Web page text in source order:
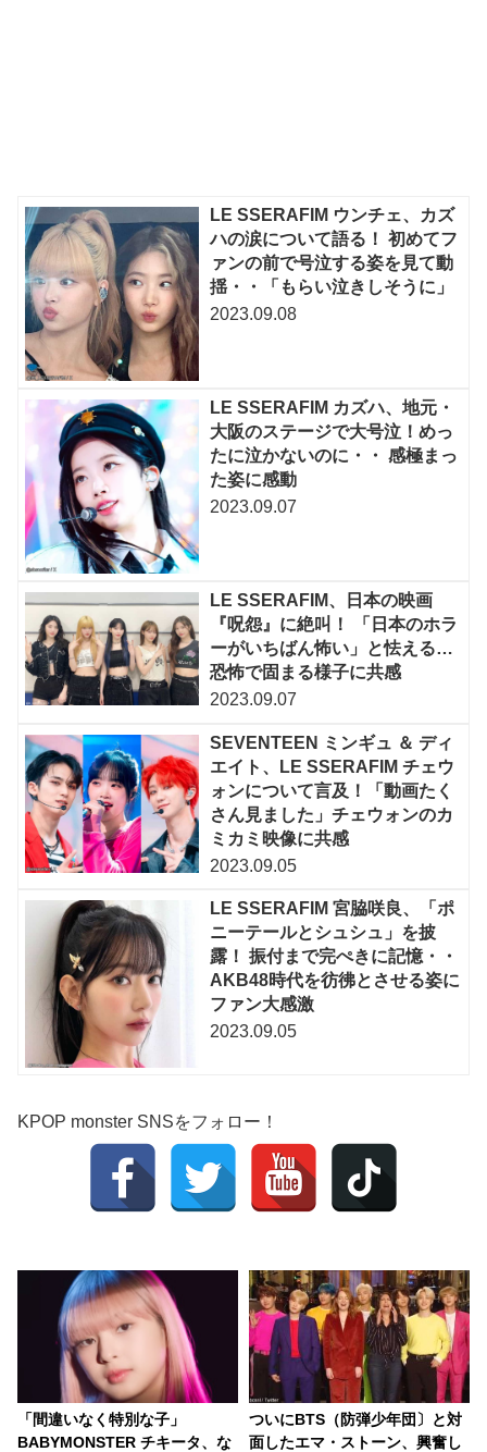
LE SSERAFIM ウンチェ、カズ
ハの涙について語る！ 初めてフ
ァンの前で号泣する姿を見て動
揺・・「もらい泣きしそうに」
2023.09.08
LE SSERAFIM カズハ、地元・
大阪のステージで大号泣！めっ
たに泣かないのに・・ 感極まっ
た姿に感動
2023.09.07
LE SSERAFIM、日本の映画
『呪怨』に絶叫！ 「日本のホラ
ーがいちばん怖い」と怯える…
恐怖で固まる様子に共感
2023.09.07
SEVENTEEN ミンギュ ＆ ディ
エイト、LE SSERAFIM チェウ
ォンについて言及！「動画たく
さん見ました」チェウォンのカ
ミカミ映像に共感
2023.09.05
LE SSERAFIM 宮脇咲良、「ポ
ニーテールとシュシュ」を披
露！ 振付まで完ぺきに記憶・・
AKB48時代を彷彿とさせる姿に
ファン大感激
2023.09.05
KPOP monster SNSをフォロー！
「間違いなく特別な子」
BABYMONSTER チキータ、な
ついにBTS（防弾少年団〕と対
面したエマ・ストーン、興奮し